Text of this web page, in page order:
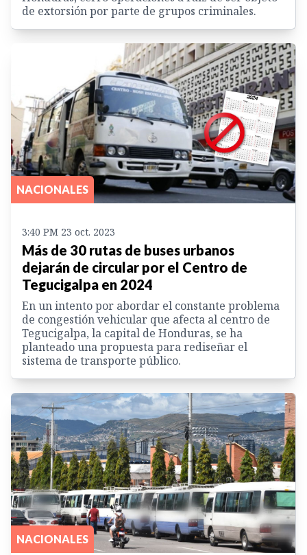
de extorsión por parte de grupos criminales.
NACIONALES
3:40 PM 23 oct. 2023
Más de 30 rutas de buses urbanos
dejarán de circular por el Centro de
Tegucigalpa en 2024
En un intento por abordar el constante problema
de congestión vehicular que afecta al centro de
Tegucigalpa, la capital de Honduras, se ha
planteado una propuesta para rediseñar el
sistema de transporte público.
NACIONALES